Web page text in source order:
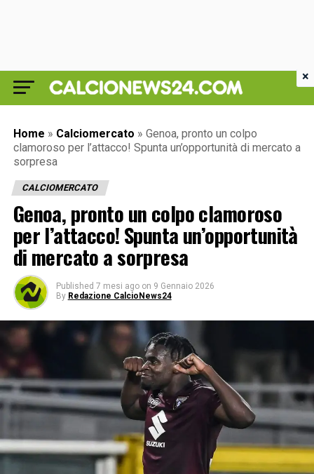
Home » Calciomercato » Genoa, pronto un colpo
clamoroso per l’attacco! Spunta un’opportunità di mercato a
sorpresa
CALCIOMERCATO
Genoa, pronto un colpo clamoroso
per l’attacco! Spunta un’opportunità
di mercato a sorpresa
Published 7 mesi ago on 9 Gennaio 2026
By Redazione CalcioNews24
×